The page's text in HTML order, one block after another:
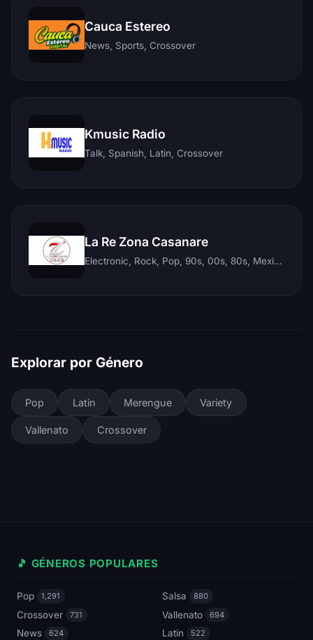
Cauca Estereo
News, Sports, Crossover
Kmusic Radio
Talk, Spanish, Latin, Crossover
La Re Zona Casanare
Electronic, Rock, Pop, 90s, 00s, 80s, Mexican, Ranchera, Reggaeton, Instrumental, Salsa, Merengue, Tropical, Romantic, Vallenato, Llanera
Explorar por Género
Pop Latin Merengue Variety
Vallenato Crossover
🎵 GÉNEROS POPULARES
Pop 1,291 Salsa 880
Crossover 731 Vallenato 694
News 624 Latin 522